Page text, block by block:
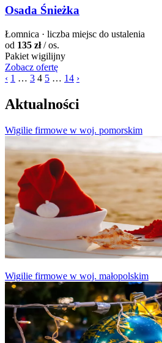
Osada Śnieżka
Łomnica · liczba miejsc do ustalenia
od 135 zł/ os.
Pakiet wigilijny
Zobacz ofertę
‹ 1 … 3 4 5 … 14 ›
Aktualności
Wigilie firmowe w woj. pomorskim
Wigilie firmowe w woj. małopolskim